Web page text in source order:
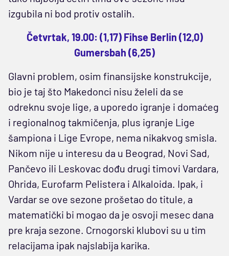
izgubila ni bod protiv ostalih.
Četvrtak, 19.00: (1,17) Fihse Berlin (12,0)
Gumersbah (6,25)
Glavni problem, osim finansijske konstrukcije,
bio je taj što Makedonci nisu želeli da se
odreknu svoje lige, a uporedo igranje i domaćeg
i regionalnog takmičenja, plus igranje Lige
šampiona i Lige Evrope, nema nikakvog smisla.
Nikom nije u interesu da u Beograd, Novi Sad,
Pančevo ili Leskovac dođu drugi timovi Vardara,
Ohrida, Eurofarm Pelistera i Alkaloida. Ipak, i
Vardar se ove sezone prošetao do titule, a
matematički bi mogao da je osvoji mesec dana
pre kraja sezone. Crnogorski klubovi su u tim
relacijama ipak najslabija karika.